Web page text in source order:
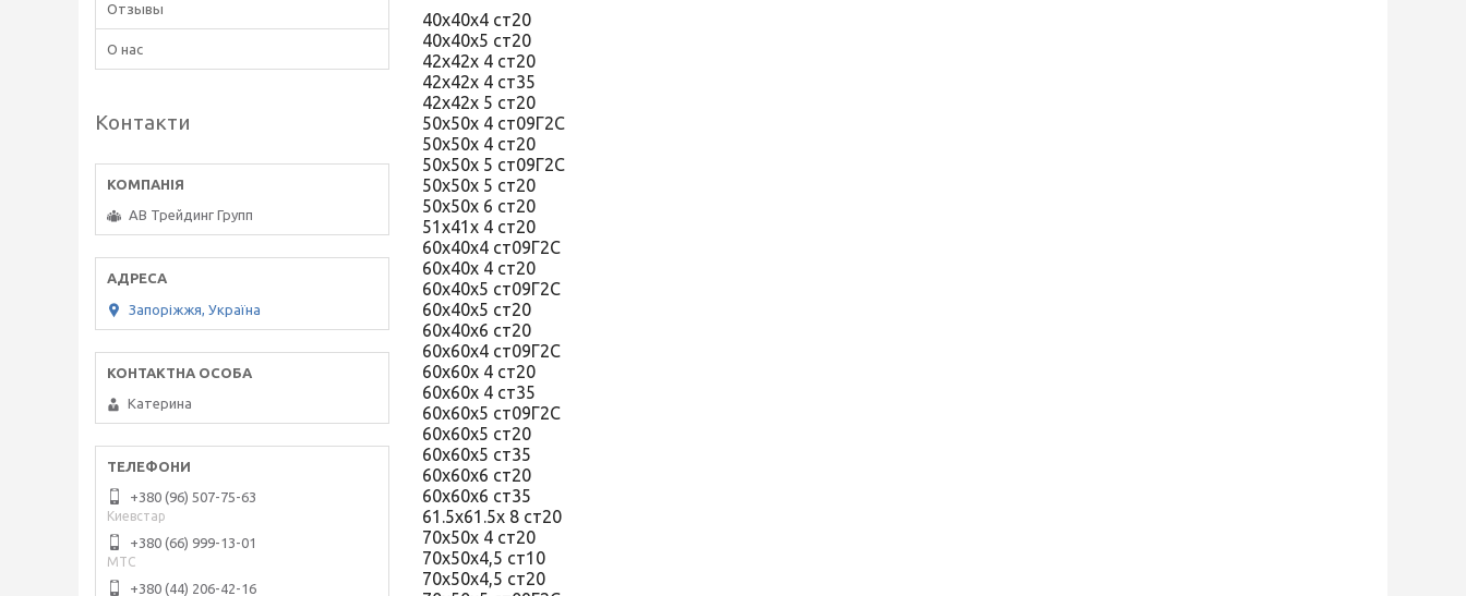
40х40х4 ст20
40х40х5 ст20
42х42х 4 ст20
42х42х 4 ст35
42х42х 5 ст20
50х50х 4 ст09Г2С
50х50х 4 ст20
50х50х 5 ст09Г2С
50х50х 5 ст20
50х50х 6 ст20
51х41х 4 ст20
60х40х4 ст09Г2С
60х40х 4 ст20
60х40х5 ст09Г2С
60х40х5 ст20
60х40х6 ст20
60х60х4 ст09Г2С
60х60х 4 ст20
60х60х 4 ст35
60х60х5 ст09Г2С
60х60х5 ст20
60х60х5 ст35
60х60х6 ст20
60х60х6 ст35
61.5х61.5х 8 ст20
70х50х 4 ст20
70х50х4,5 ст10
70х50х4,5 ст20
Отзывы
О нас
Контакти
АВ Трейдинг Групп
Запоріжжя, Україна
Катерина
+380 (96) 507-75-63
Киевстар
+380 (66) 999-13-01
МТС
+380 (44) 206-42-16